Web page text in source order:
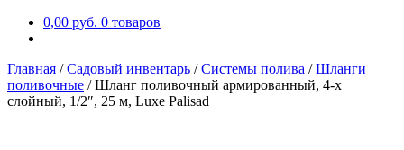
0,00 руб. 0 товаров
Главная /Садовый инвентарь /Системы полива /Шланги
поливочные /Шланг поливочный армированный, 4-х
слойный, 1/2″, 25 м, Luxe Palisad